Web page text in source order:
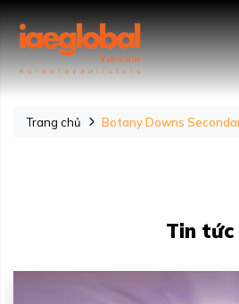
Trang chủ Botany Downs
Tin tức